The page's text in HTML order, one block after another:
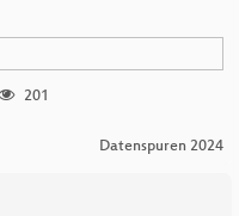
201
Datenspuren 2024